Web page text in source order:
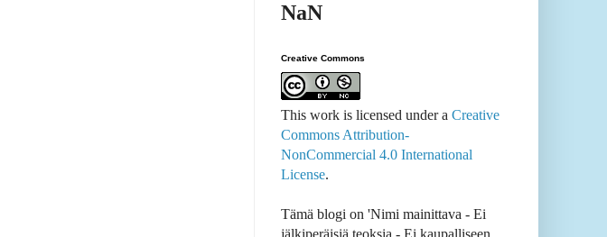
NaN
Creative Commons
This work is licensed under a Creative
Commons Attribution-
NonCommercial 4.0 International
License.
Tämä blogi on 'Nimi mainittava - Ei